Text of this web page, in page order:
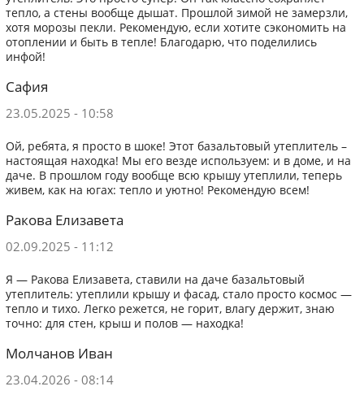
тепло, а стены вообще дышат. Прошлой зимой не замерзли,
хотя морозы пекли. Рекомендую, если хотите сэкономить на
отоплении и быть в тепле! Благодарю, что поделились
инфой!
Сафия
23.05.2025 - 10:58
Ой, ребята, я просто в шоке! Этот базальтовый утеплитель –
настоящая находка! Мы его везде используем: и в доме, и на
даче. В прошлом году вообще всю крышу утеплили, теперь
живем, как на югах: тепло и уютно! Рекомендую всем!
Ракова Елизавета
02.09.2025 - 11:12
Я — Ракова Елизавета, ставили на даче базальтовый
утеплитель: утеплили крышу и фасад, стало просто космос —
тепло и тихо. Легко режется, не горит, влагу держит, знаю
точно: для стен, крыш и полов — находка!
Молчанов Иван
23.04.2026 - 08:14